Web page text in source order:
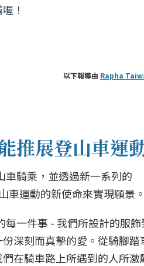
！
以下報導由 Rapha
推展登山車運
騎乘，並透過新一系列的
運動的新使命來實現願景。
一件事 - 我們所設計的服飾
深刻而真摯的愛。從騎腳踏
在騎車路上所遇到的人所激